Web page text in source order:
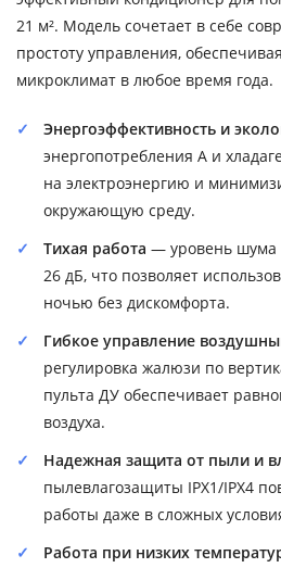
21 м². Модель сочетает в себе
простоту управления,
микроклимат в любое время года.
Энергоэффективность и
энергопотребления A и
на электроэнергию и
окружающую среду.
Тихая работа — уровень шума
26 дБ, что позволяет
ночью без дискомфорта.
Гибкое управление
регулировка жалюзи по
пульта ДУ обеспечивает
воздуха.
Надежная защита от пыли и
пылевлагозащиты IPX1/IPX4
работы даже в сложных
Работа при низких